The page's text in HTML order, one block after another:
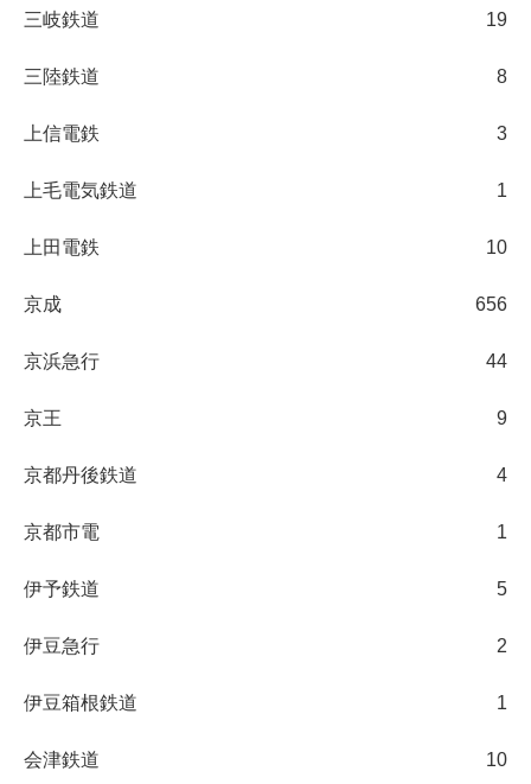
三岐鉄道 19
三陸鉄道 8
上信電鉄 3
上毛電気鉄道 1
上田電鉄 10
京成 656
京浜急行 44
京王 9
京都丹後鉄道 4
京都市電 1
伊予鉄道 5
伊豆急行 2
伊豆箱根鉄道 1
会津鉄道 10